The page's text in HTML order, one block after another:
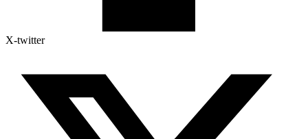
X-twitter